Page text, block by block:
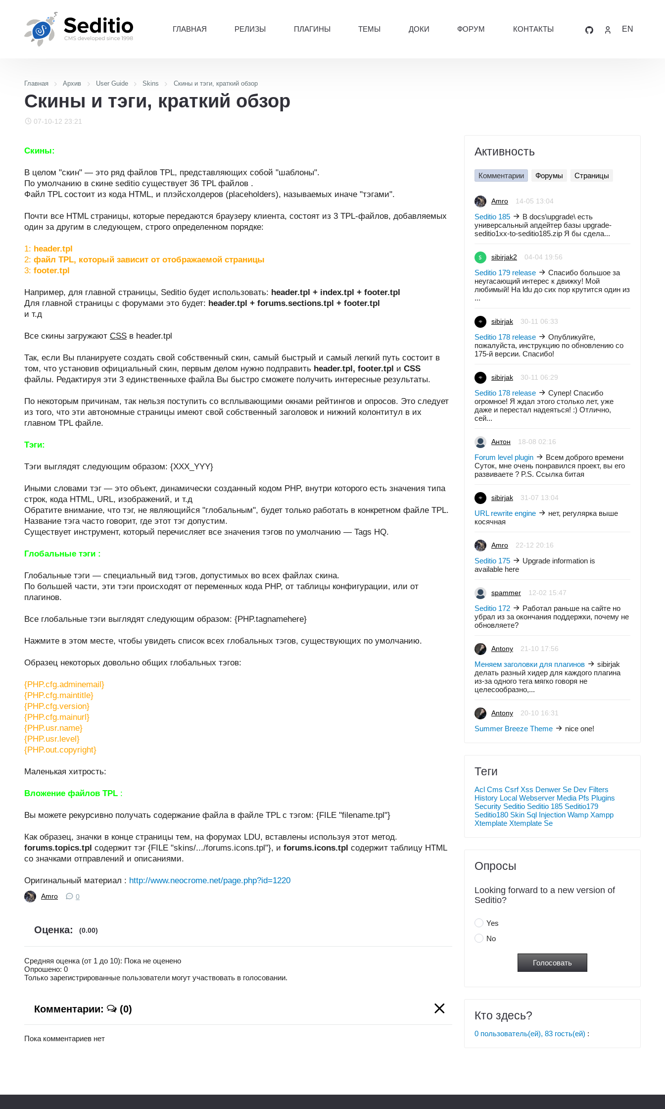
ГЛАВНАЯ РЕЛИЗЫ ПЛАГИНЫ ТЕМЫ ДОКИ ФОРУМ КОНТАКТЫ EN
Главная Архив User Guide Skins Скины и тэги, краткий обзор
Скины и тэги, краткий обзор
07-10-12 23:21
Скины:
В целом "скин" — это ряд файлов TPL, представляющих собой "шаблоны".
По умолчанию в скине seditio существует 36 TPL файлов .
Файл TPL состоит из кода HTML, и плэйсхолдеров (placeholders), называемых иначе "тэгами".
Почти все HTML страницы, которые передаются браузеру клиента, состоят из 3 TPL-файлов, добавляемых
один за другим в следующем, строго определенном порядке:
1: header.tpl
2: файл TPL, который зависит от отображаемой страницы
3: footer.tpl
Например, для главной страницы, Seditio будет использовать: header.tpl + index.tpl + footer.tpl
Для главной страницы с форумами это будет: header.tpl + forums.sections.tpl + footer.tpl
и т.д
Все скины загружают CSS в header.tpl
Так, если Вы планируете создать свой собственный скин, самый быстрый и самый легкий путь состоит в
том, что установив официальный скин, первым делом нужно подправить header.tpl, footer.tpl и CSS
файлы. Редактируя эти 3 единственныхе файла Вы быстро сможете получить интересные результаты.
По некоторым причинам, так нельзя поступить со всплывающими окнами рейтингов и опросов. Это следует
из того, что эти автономные страницы имеют свой собственный заголовок и нижний колонтитул в их
главном TPL файле.
Тэги:
Тэги выглядят следующим образом: {XXX_YYY}
Иными словами тэг — это объект, динамически созданный кодом PHP, внутри которого есть значения типа
строк, кода HTML, URL, изображений, и т.д
Обратите внимание, что тэг, не являющийся "глобальным", будет только работать в конкретном файле TPL.
Название тэга часто говорит, где этот тэг допустим.
Существует инструмент, который перечисляет все значения тэгов по умолчанию — Tags HQ.
Глобальные тэги :
Глобальные тэги — специальный вид тэгов, допустимых во всех файлах скина.
По большей части, эти тэги происходят от переменных кода PHP, от таблицы конфигурации, или от
плагинов.
Все глобальные тэги выглядят следующим образом: {PHP.tagnamehere}
Нажмите в этом месте, чтобы увидеть список всех глобальных тэгов, существующих по умолчанию.
Образец некоторых довольно общих глобальных тэгов:
{PHP.cfg.adminemail}
{PHP.cfg.maintitle}
{PHP.cfg.version}
{PHP.cfg.mainurl}
{PHP.usr.name}
{PHP.usr.level}
{PHP.out.copyright}
Маленькая хитрость:
Вложение файлов TPL :
Вы можете рекурсивно получать содержание файла в файле TPL с тэгом: {FILE "filename.tpl"}
Как образец, значки в конце страницы тем, на форумах LDU, вставлены используя этот метод.
forums.topics.tpl содержит тэг {FILE "skins/.../forums.icons.tpl"}, и forums.icons.tpl содержит таблицу HTML
со значками отправлений и описаниями.
Оригинальный материал : http://www.neocrome.net/page.php?id=1220
Amro 0
Оценка: (0.00)
Средняя оценка (от 1 до 10): Пока не оценено
Опрошено: 0
Только зарегистрированные пользователи могут участвовать в голосовании.
Комментарии: (0)
Пока комментариев нет
Активность
Комментарии Форумы Страницы
Amro 14-05 13:04
Seditio 185
В docs\upgrade\ есть
универсальный апдейтер базы upgrade-
seditio1xx-to-seditio185.zip Я бы сдела...
sibirjak2 04-04 19:56
Seditio 179 release
Спасибо большое за
неугасающий интерес к движку! Мой
любимый! На ldu до сих пор крутится один из
...
sibirjak 30-11 06:33
Seditio 178 release
Опубликуйте,
пожалуйста, инструкцию по обновлению со
175-й версии. Спасибо!
sibirjak 30-11 06:29
Seditio 178 release
Супер! Спасибо
огромное! Я ждал этого столько лет, уже
даже и перестал надеяться! :) Отлично,
сей...
Антон 18-08 02:16
Forum level plugin
Всем доброго времени
Суток, мне очень понравился проект, вы его
развиваете ? P.S. Ссылка битая
sibirjak 31-07 13:04
URL rewrite engine
нет, регулярка выше
косячная
Amro 22-12 20:16
Seditio 175
Upgrade information is
available here
spammer 12-02 15:47
Seditio 172
Работал раньше на сайте но
убрал из за окончания поддержки, почему не
обновляете?
Antony 21-10 17:56
Меняем заголовки для плагинов
sibirjak
делать разный хидер для каждого плагина
из-за одного тега мягко говоря не
целесообразно,...
Antony 20-10 16:31
Summer Breeze Theme nice one!
Теги
Acl Cms Csrf Xss Denwer Se Dev Filters
History Local Webserver Media Pfs Plugins
Security Seditio Seditio 185 Seditio179
Seditio180 Skin Sql Injection Wamp Xampp
Xtemplate Xtemplate Se
Опросы
Looking forward to a new version of
Seditio?
Yes
No
Кто здесь?
0 пользователь(ей), 83 гость(ей) :